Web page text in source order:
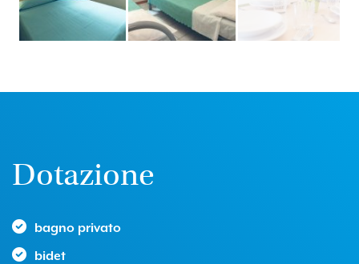
Dotazione
bagno privato
bidet